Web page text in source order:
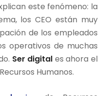
este fenómeno: la
los CEO están muy
de los empleados
operativos de muchas
Ser digital es ahora el
Humanos.